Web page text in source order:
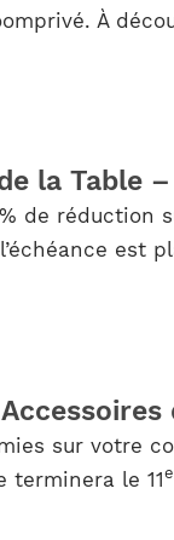
À
la Table
de
est
sur votre
terminera le 11